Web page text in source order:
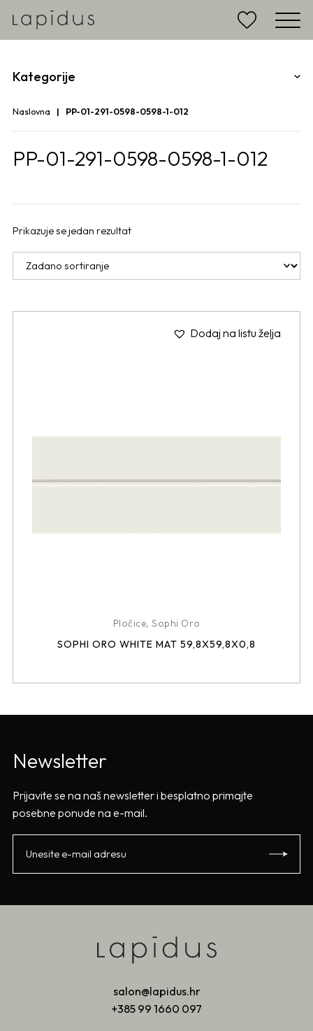
Kategorije
Naslovna PP-01-291-0598-0598-1-012
PP-01-291-0598-0598-1-012
Prikazuje se jedan rezultat
Dodaj na listu želja
Pločice, Sophi Oro
SOPHI ORO WHITE MAT 59,8X59,8X0,8
Newsletter
Prijavite se na naš newsletter i besplatno primajte
posebne ponude na e-mail.
salon@lapidus.hr
+385 99 1660 097